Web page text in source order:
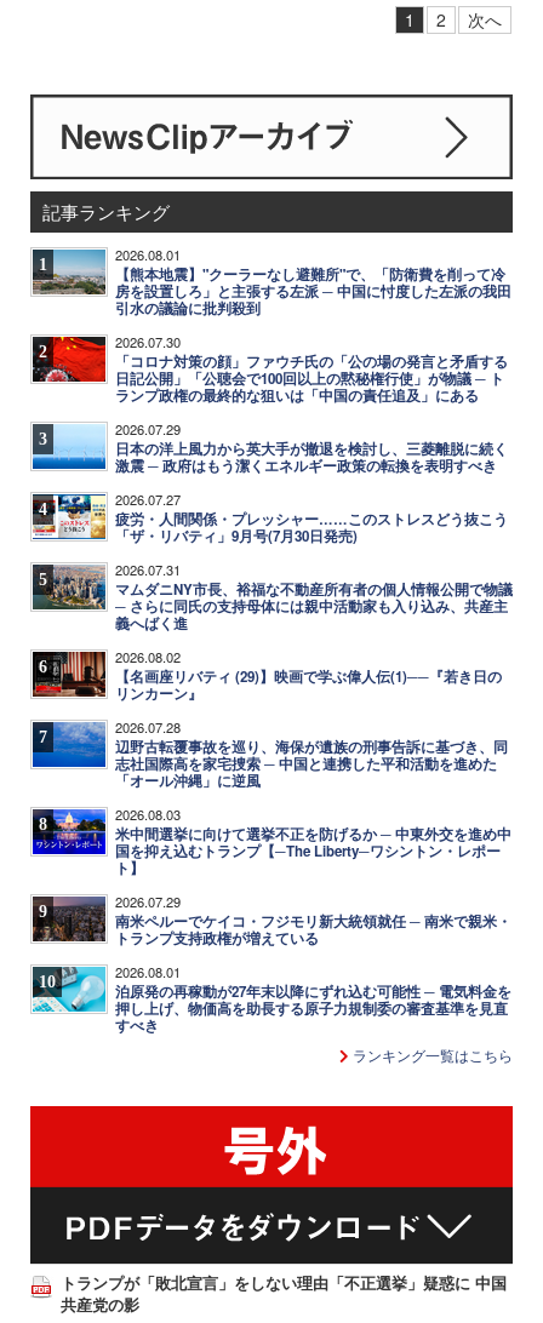
1 2 次へ
記事ランキング
1 2026.08.01
【熊本地震】"クーラーなし避難所"で、「防衛費を削って冷
房を設置しろ」と主張する左派 ─ 中国に忖度した左派の我田
引水の議論に批判殺到
2 2026.07.30
「コロナ対策の顔」ファウチ氏の「公の場の発言と矛盾する
日記公開」「公聴会で100回以上の黙秘権行使」が物議 ─ ト
ランプ政権の最終的な狙いは「中国の責任追及」にある
3 2026.07.29
日本の洋上風力から英大手が撤退を検討し、三菱離脱に続く
激震 ─ 政府はもう潔くエネルギー政策の転換を表明すべき
4 2026.07.27
疲労・人間関係・プレッシャー……このストレスどう抜こう
「ザ・リバティ」9月号(7月30日発売)
5 2026.07.31
マムダニNY市長、裕福な不動産所有者の個人情報公開で物議
─ さらに同氏の支持母体には親中活動家も入り込み、共産主
義へばく進
6 2026.08.02
【名画座リバティ (29)】映画で学ぶ偉人伝(1)──『若き日の
リンカーン』
7 2026.07.28
辺野古転覆事故を巡り、海保が遺族の刑事告訴に基づき、同
志社国際高を家宅捜索 ─ 中国と連携した平和活動を進めた
「オール沖縄」に逆風
8 2026.08.03
米中間選挙に向けて選挙不正を防げるか ─ 中東外交を進め中
国を抑え込むトランプ【─The Liberty─ワシントン・レポー
ト】
9 2026.07.29
南米ペルーでケイコ・フジモリ新大統領就任 ─ 南米で親米・
トランプ支持政権が増えている
10 2026.08.01
泊原発の再稼動が27年末以降にずれ込む可能性 ─ 電気料金を
押し上げ、物価高を助長する原子力規制委の審査基準を見直
すべき
ランキング一覧はこちら
トランプが「敗北宣言」をしない理由「不正選挙」疑惑に 中国
共産党の影